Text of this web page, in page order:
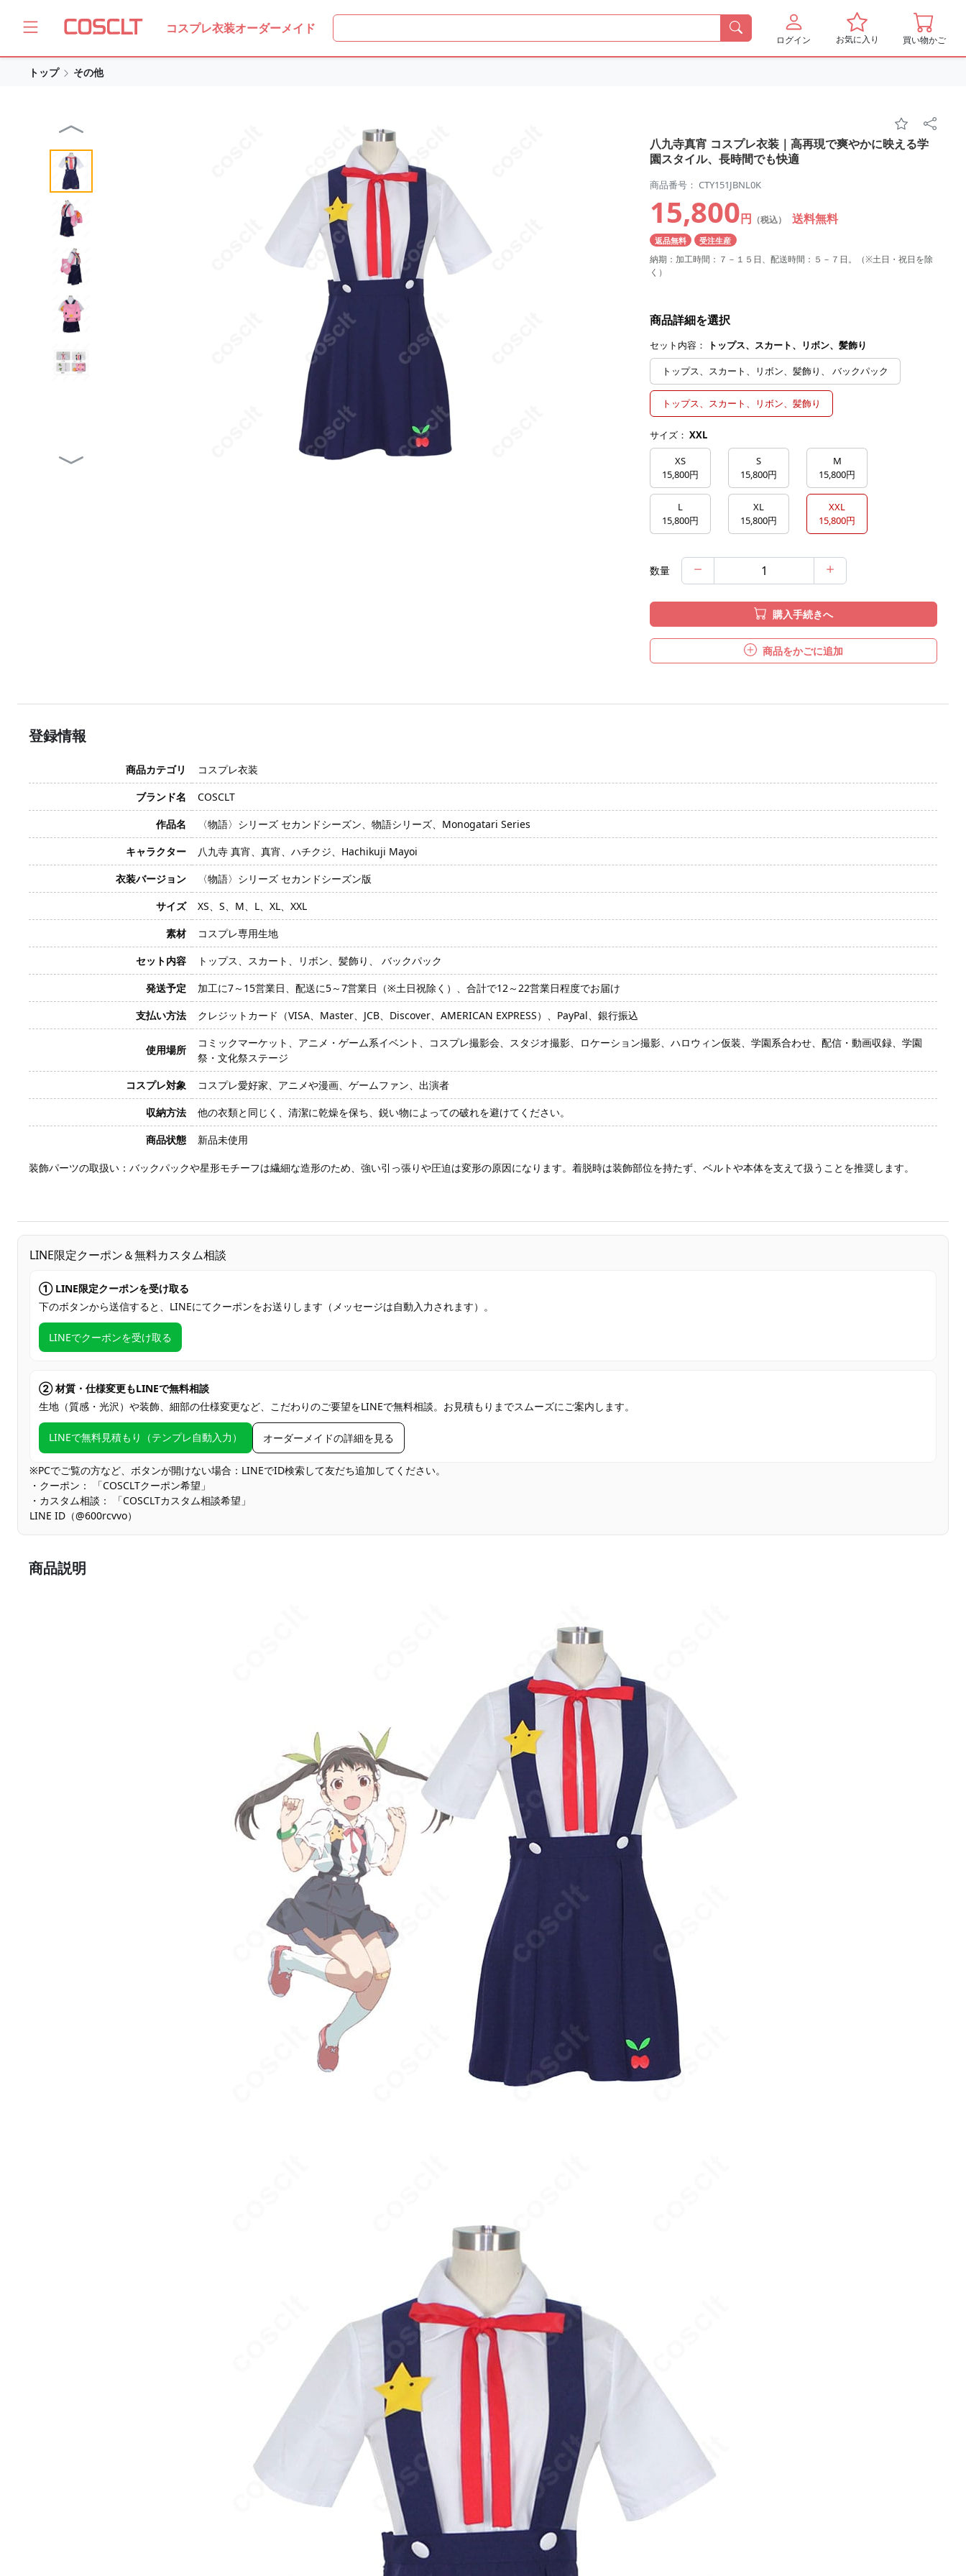
コスプレ衣装オーダーメイド
ログイン お気に入り 買い物かご
トップ その他
八九寺真宵 コスプレ衣装｜高再現で爽やかに映える学
園スタイル、長時間でも快適
商品番号： CTY151JBNL0K
15,800円 （税込） 送料無料
返品無料 受注生産
納期：加工時間：７－１５日、配送時間：５－７日。（※土日・祝日を除
く）
商品詳細を選択
セット内容：
トップス、スカート、リボン、髪飾り
トップス、スカート、リボン、髪飾り、 バックパック
トップス、スカート、リボン、髪飾り
サイズ： XXL
XS
15,800円
S
15,800円
M
15,800円
L
15,800円
XL
15,800円
XXL
15,800円
数量
購入手続きへ
商品をかごに追加
登録情報
商品カテゴリ
コスプレ衣装
ブランド名
COSCLT
作品名
〈物語〉シリーズ セカンドシーズン、物語シリーズ、Monogatari Series
キャラクター
八九寺 真宵、真宵、ハチクジ、Hachikuji Mayoi
衣装バージョン
〈物語〉シリーズ セカンドシーズン版
サイズ
XS、S、M、L、XL、XXL
素材
コスプレ専用生地
セット内容
トップス、スカート、リボン、髪飾り、 バックパック
発送予定
加工に7～15営業日、配送に5～7営業日（※土日祝除く）、合計で12～22営業日程度でお届け
支払い方法
クレジットカード（VISA、Master、JCB、Discover、AMERICAN EXPRESS）、PayPal、銀行振込
使用場所
コミックマーケット、アニメ・ゲーム系イベント、コスプレ撮影会、スタジオ撮影、ロケーション撮影、ハロウィン仮装、学園系合わせ、配信・動画収録、学園
祭・文化祭ステージ
コスプレ対象
コスプレ愛好家、アニメや漫画、ゲームファン、出演者
収納方法
他の衣類と同じく、清潔に乾燥を保ち、鋭い物によっての破れを避けてください。
商品状態
新品未使用
装飾パーツの取扱い：バックパックや星形モチーフは繊細な造形のため、強い引っ張りや圧迫は変形の原因になります。着脱時は装飾部位を持たず、ベルトや本体を支えて扱うことを推奨します。
LINE限定クーポン＆無料カスタム相談
① LINE限定クーポンを受け取る
下のボタンから送信すると、LINEにてクーポンをお送りします（メッセージは自動入力されます）。
LINEでクーポンを受け取る
② 材質・仕様変更もLINEで無料相談
生地（質感・光沢）や装飾、細部の仕様変更など、こだわりのご要望をLINEで無料相談。お見積もりまでスムーズにご案内します。
LINEで無料見積もり（テンプレ自動入力） オーダーメイドの詳細を見る
※PCでご覧の方など、ボタンが開けない場合：LINEでID検索して友だち追加してください。
・クーポン： 「COSCLTクーポン希望」
・カスタム相談： 「COSCLTカスタム相談希望」
LINE ID（@600rcvvo）
商品説明